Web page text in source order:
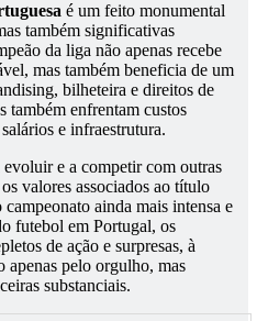
é um feito monumental
também significativas
da liga não apenas recebe
mas também beneficia de um
bilheteira e direitos de
também enfrentam custos
e infraestrutura.
e a competir com outras
valores associados ao título
ainda mais intensa e
futebol em Portugal, os
de ação e surpresas, à
apenas pelo orgulho, mas
substanciais.